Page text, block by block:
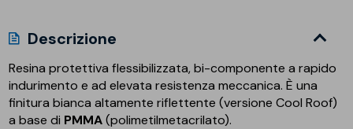
Descrizione
Resina protettiva flessibilizzata, bi-componente a rapido
indurimento e ad elevata resistenza meccanica. È una
finitura bianca altamente riflettente (versione Cool Roof)
a base di PMMA(polimetilmetacrilato).